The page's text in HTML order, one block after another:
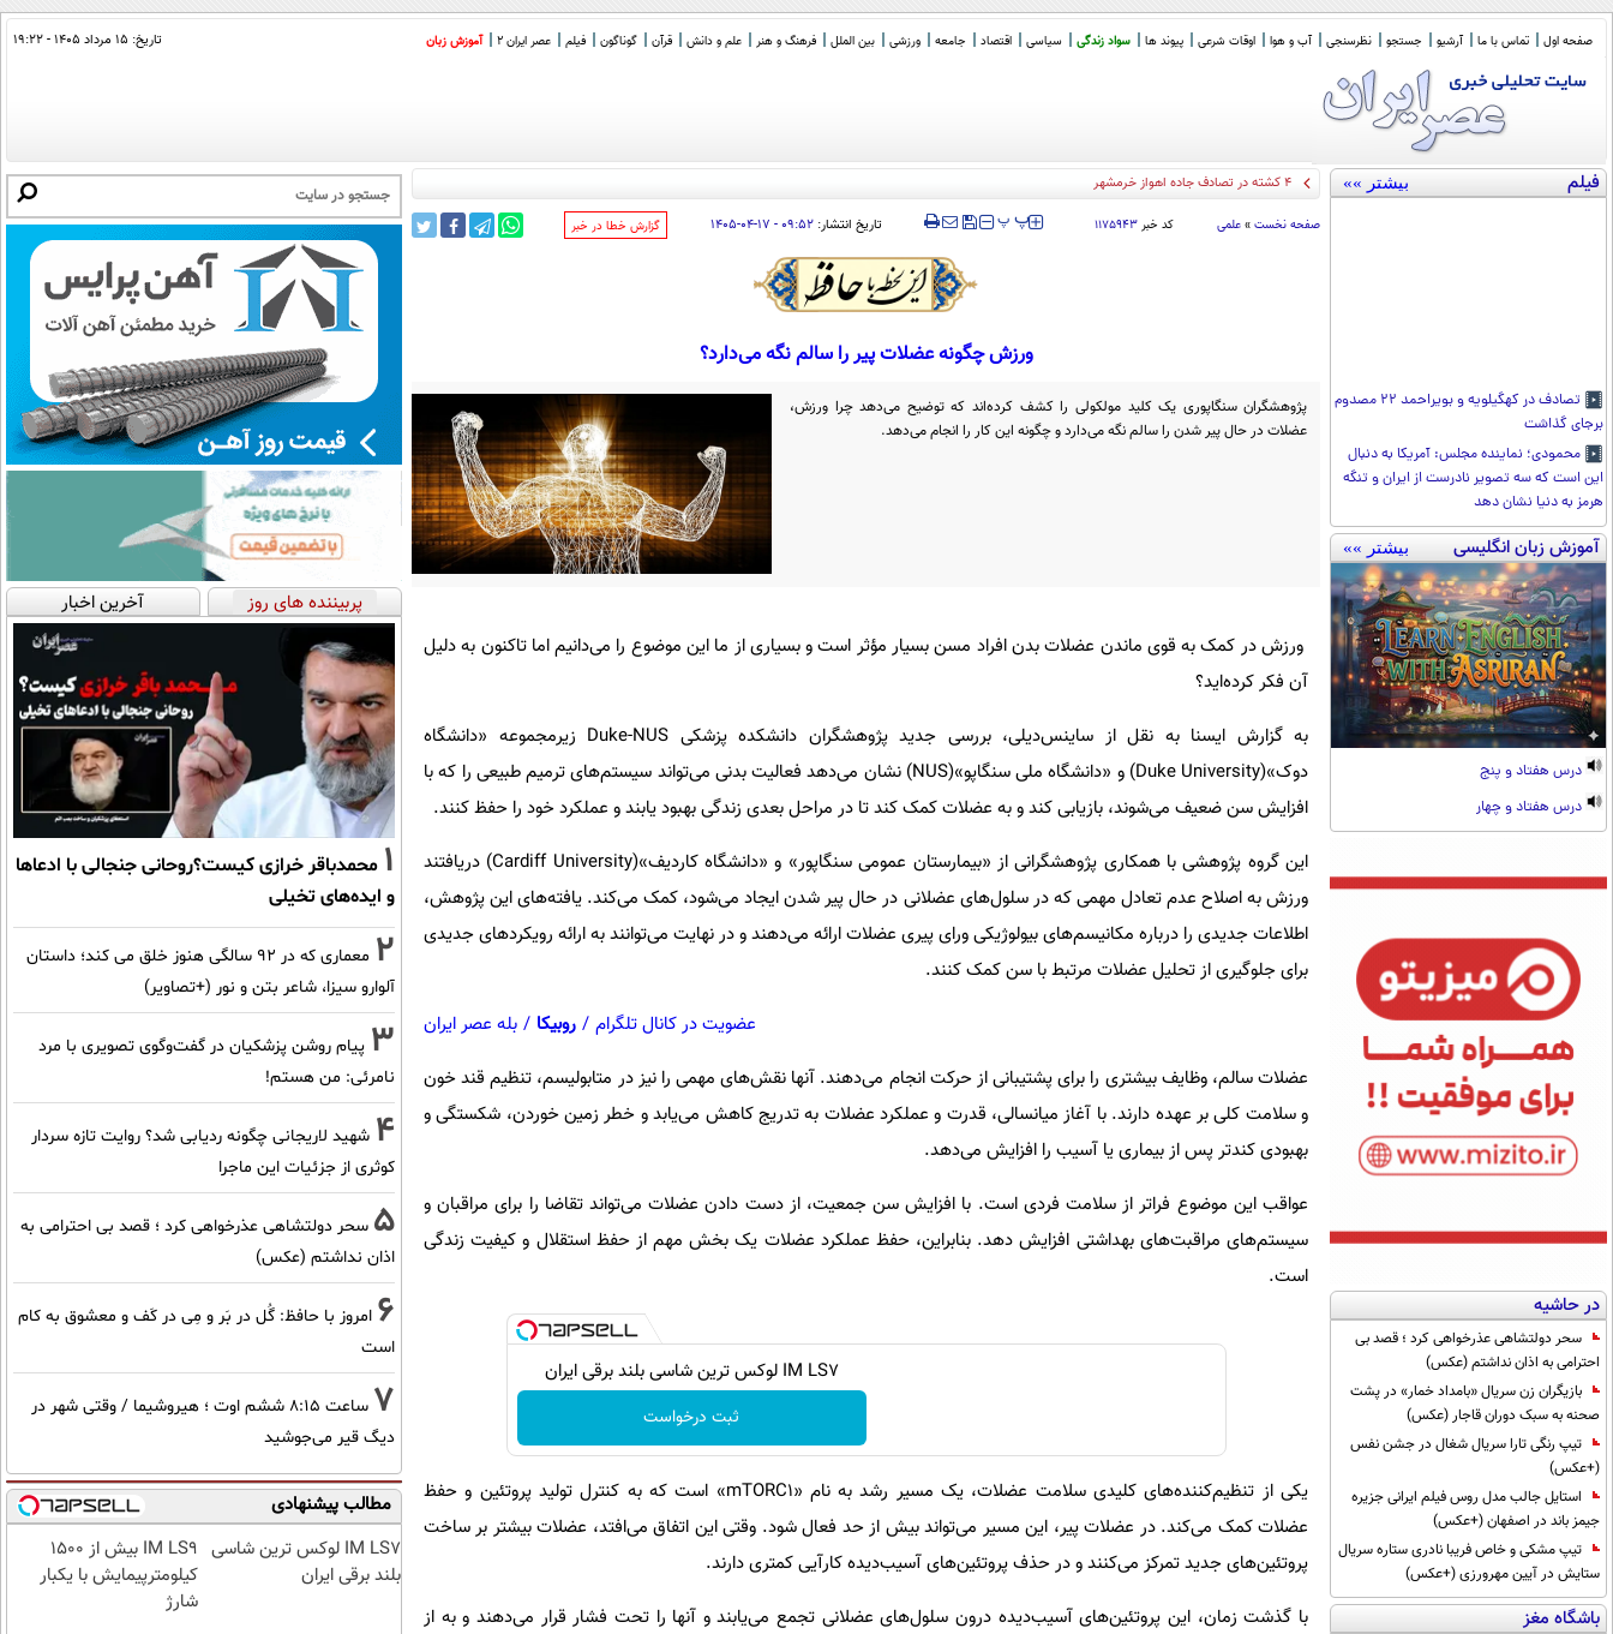
صفحه اول تماس با ما آرشیو جستجو نظرسنجی آب و هوا اوقات شرعی پیوند ها سواد زندگی سیاسی اقتصاد جامعه ورزشی بین الملل فرهنگ و هنر علم و دانش قرآن گوناگون فیلم عصر ایران 2 آموزش زبان تاریخ: ۱۵ مرداد ۱۴۰۵ - ۱۹:۲۲
فیلم بیشتر »»
تصادف در کهگیلویه و بویراحمد ۲۲ مصدوم
برجای گذاشت
محمودی؛ نماینده مجلس: آمریکا به دنبال
این است که سه تصویر نادرست از ایران و تنگه
هرمز به دنیا نشان دهد
آموزش زبان انگلیسی بیشتر »»
درس هفتاد و پنج
درس هفتاد و چهار
در حاشیه
سحر دولتشاهی عذرخواهی کرد ؛ قصد بی
احترامی به اذان نداشتم (عکس)
بازیگران زن سریال «بامداد خمار» در پشت
صحنه به سبک دوران قاجار (عکس)
تیپ رنگی تارا سریال شغال در جشن نفس
(+عکس)
استایل جالب مدل روس فیلم ایرانی جزیره
جیمز باند در اصفهان (+عکس)
تیپ مشکی و خاص فریبا نادری ستاره سریال
ستایش در آیین مهرورزی (+عکس)
باشگاه مغز
دو نکته در_
صفحه نخست » علمی کد خبر۱۱۷۵۹۴۳ ‍‍‍ پ پ تاریخ انتشار:۰۹:۵۲ - ۱۷-۰۴-۱۴۰۵ ‌گزارش خطا در خبر
ورزش چگونه عضلات پیر را سالم نگه می‌دارد؟
پژوهشگران سنگاپوری یک کلید مولکولی را کشف کرده‌اند که توضیح می‌دهد چرا ورزش،
عضلات در حال پیر شدن را سالم نگه می‌دارد و چگونه این کار را انجام می‌دهد.
ورزش در کمک به قوی ماندن عضلات بدن افراد مسن بسیار مؤثر است و بسیاری از ما این موضوع را می‌دانیم اما تاکنون به دلیل
آن فکر کرده‌اید؟
به گزارش ایسنا به نقل از ساینس‌دیلی، بررسی جدید پژوهشگران دانشکده پزشکی Duke-NUS زیرمجموعه «دانشگاه
دوک»(Duke University) و «دانشگاه ملی سنگاپو»(NUS) نشان می‌دهد فعالیت بدنی می‌تواند سیستم‌های ترمیم طبیعی را که با
افزایش سن ضعیف می‌شوند، بازیابی کند و به عضلات کمک کند تا در مراحل بعدی زندگی بهبود یابند و عملکرد خود را حفظ کنند.
این گروه پژوهشی با همکاری پژوهشگرانی از «بیمارستان عمومی سنگاپور» و «دانشگاه کاردیف»(Cardiff University) دریافتند
ورزش به اصلاح عدم تعادل مهمی که در سلول‌های عضلانی در حال پیر شدن ایجاد می‌شود، کمک می‌کند. یافته‌های این پژوهش،
اطلاعات جدیدی را درباره مکانیسم‌های بیولوژیکی ورای پیری عضلات ارائه می‌دهند و در نهایت می‌توانند به ارائه رویکردهای جدیدی
برای جلوگیری از تحلیل عضلات مرتبط با سن کمک کنند.
عضویت در کانال تلگرام / روبیکا / بله عصر ایران
عضلات سالم، وظایف بیشتری را برای پشتیبانی از حرکت انجام می‌دهند. آنها نقش‌های مهمی را نیز در متابولیسم، تنظیم قند خون
و سلامت کلی بر عهده دارند. با آغاز میانسالی، قدرت و عملکرد عضلات به تدریج کاهش می‌یابد و خطر زمین خوردن، شکستگی و
بهبودی کندتر پس از بیماری یا آسیب را افزایش می‌دهد.
عواقب این موضوع فراتر از سلامت فردی است. با افزایش سن جمعیت، از دست دادن عضلات می‌تواند تقاضا را برای مراقبان و
سیستم‌های مراقبت‌های بهداشتی افزایش دهد. بنابراین، حفظ عملکرد عضلات یک بخش مهم از حفظ استقلال و کیفیت زندگی
است.
IM LS7 لوکس ترین شاسی بلند برقی ایران
ثبت درخواست
یکی از تنظیم‌کننده‌های کلیدی سلامت عضلات، یک مسیر رشد به نام «mTORC1» است که به کنترل تولید پروتئین و حفظ
عضلات کمک می‌کند. در عضلات پیر، این مسیر می‌تواند بیش از حد فعال شود. وقتی این اتفاق می‌افتد، عضلات بیشتر بر ساخت
پروتئین‌های جدید تمرکز می‌کنند و در حذف پروتئین‌های آسیب‌دیده کارآیی کمتری دارند.
با گذشت زمان، این پروتئین‌های آسیب‌دیده درون سلول‌های عضلانی تجمع می‌یابند و آنها را تحت فشار قرار می‌دهند و به از
پربیننده های روز آخرین اخبار
1 محمدباقر خرازی کیست؟روحانی جنجالی با ادعاها
و ایده‌های تخیلی
2
معماری که در 92 سالگی هنوز خلق می کند؛ داستان
آلوارو سیزا، شاعر بتن و نور (+تصاویر)
3 پیام روشن پزشکیان در گفت‌و‌گوی تصویری با مرد
نامرئی: من هستم!
4 شهید لاریجانی چگونه ردیابی شد؟ روایت تازه سردار
کوثری از جزئیات این ماجرا
5 سحر دولتشاهی عذرخواهی کرد ؛ قصد بی احترامی به
اذان نداشتم (عکس)
6 امروز با حافظ: گُل در بَر و مِی در کَف و معشوق به کام
است
7
ساعت ۸:۱۵ ششم اوت ؛ هیروشیما / وقتی شهر در
دیگ قیر می‌جوشید
مطالب پیشنهادی
IM LS7 لوکس ترین شاسی
بلند برقی ایران
IM LS9 بیش از 1500
کیلومترپیمایش با یکبار
شارژ